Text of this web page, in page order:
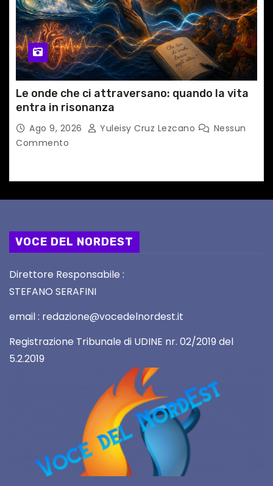
Le onde che ci attraversano: quando la vita
entra in risonanza
Ago 9, 2026 Yuleisy Cruz Lezcano
Nessun
Commento
VOCE DEL NORDEST
Direttore Responsabile :
STEFANO SERAFINI
email : redazione@vocedelnordest.it
Registrazione Tribunale di UDINE nr. 02/2019 del
5.2.2019